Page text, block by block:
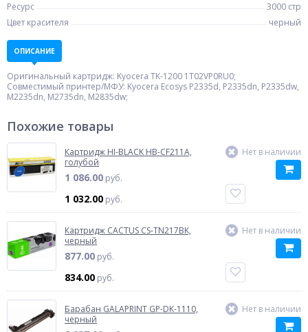
Ресурс
3000 стр
Цвет красителя
черный
ОПИСАНИЕ
Оригинальный картридж: Kyocera TK-1200 1T02VP0RU0;
Совместимый принтер/МФУ: Kyocera Ecosys P2335d, P2335dn, P2335dw,
M2235dn, M2735dn, M2835dw;
Похожие товары
Картридж HI-BLACK HB-CF211A,
голубой
1 086.00 руб.
1 032.00 руб.
Нет в наличии
Картридж CACTUS CS-TN217BK,
черный
877.00 руб.
834.00 руб.
Нет в наличии
Барабан GALAPRINT GP-DK-1110,
черный
Нет в наличии